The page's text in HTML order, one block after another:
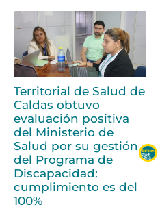
Territorial de Salud de
Caldas obtuvo
evaluación positiva
del Ministerio de
Salud por su gestión
del Programa de
Discapacidad:
cumplimiento es del
100%